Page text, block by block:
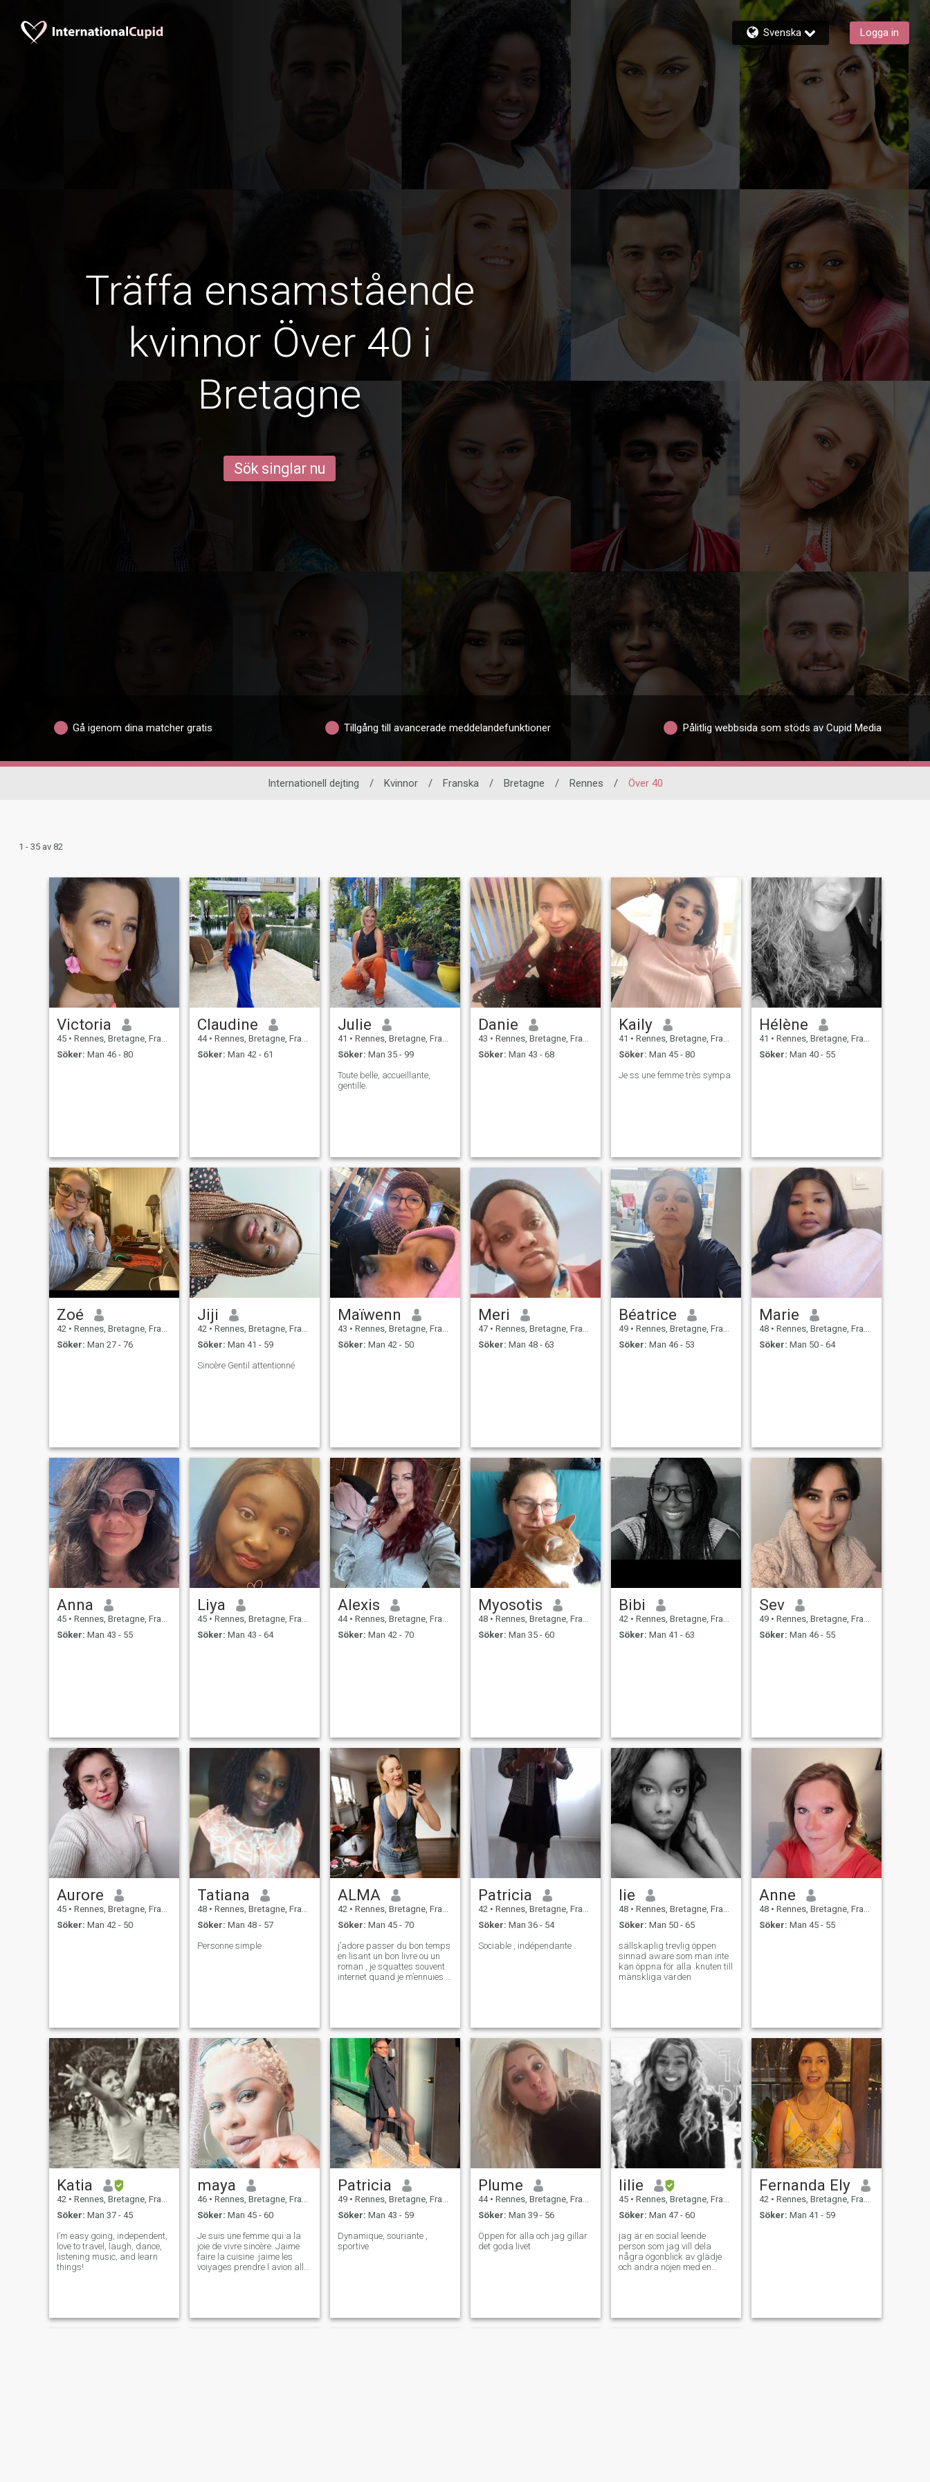
Svenska Logga in
Träffa ensamstående
kvinnor Över 40 i
Bretagne
Sök singlar nu
Gå igenom dina matcher gratis Tillgång till avancerade meddelandefunktioner Pålitlig webbsida som stöds av Cupid Media
Internationell dejting / Kvinnor / Franska / Bretagne / Rennes / Över 40
1 - 35 av 82
Victoria
45 • Rennes, Bretagne, Frankrike
Söker: Man 46 - 80
Claudine
44 • Rennes, Bretagne, Frankrike
Söker: Man 42 - 61
Julie
41 • Rennes, Bretagne, Frankrike
Söker: Man 35 - 99
Toute belle, accueillante,
gentille.
Danie
43 • Rennes, Bretagne, Frankrike
Söker: Man 43 - 68
Kaily
41 • Rennes, Bretagne, Frankrike
Söker: Man 45 - 80
Je ss une femme très sympa
Hélène
41 • Rennes, Bretagne, Frankrike
Söker: Man 40 - 55
Zoé
42 • Rennes, Bretagne, Frankrike
Söker: Man 27 - 76
Jiji
42 • Rennes, Bretagne, Frankrike
Söker: Man 41 - 59
Sincère Gentil attentionné
Maïwenn
43 • Rennes, Bretagne, Frankrike
Söker: Man 42 - 50
Meri
47 • Rennes, Bretagne, Frankrike
Söker: Man 48 - 63
Béatrice
49 • Rennes, Bretagne, Frankrike
Söker: Man 46 - 53
Marie
48 • Rennes, Bretagne, Frankrike
Söker: Man 50 - 64
Anna
45 • Rennes, Bretagne, Frankrike
Söker: Man 43 - 55
Liya
45 • Rennes, Bretagne, Frankrike
Söker: Man 43 - 64
Alexis
44 • Rennes, Bretagne, Frankrike
Söker: Man 42 - 70
Myosotis
48 • Rennes, Bretagne, Frankrike
Söker: Man 35 - 60
Bibi
42 • Rennes, Bretagne, Frankrike
Söker: Man 41 - 63
Sev
49 • Rennes, Bretagne, Frankrike
Söker: Man 46 - 55
Aurore
45 • Rennes, Bretagne, Frankrike
Söker: Man 42 - 50
Tatiana
48 • Rennes, Bretagne, Frankrike
Söker: Man 48 - 57
Personne simple
ALMA
42 • Rennes, Bretagne, Frankrike
Söker: Man 45 - 70
j’adore passer du bon temps
en lisant un bon livre ou un
roman , je squattes souvent
internet quand je m’ennuies ,
Patricia
42 • Rennes, Bretagne, Frankrike
Söker: Man 36 - 54
Sociable , indépendante .
lie
48 • Rennes, Bretagne, Frankrike
Söker: Man 50 - 65
sällskaplig trevlig öppen
sinnad aware som man inte
kan öppna för alla .knuten till
mänskliga värden
Anne
48 • Rennes, Bretagne, Frankrike
Söker: Man 45 - 55
Katia
42 • Rennes, Bretagne, Frankrike
Söker: Man 37 - 45
I’m easy going, independent,
love to travel, laugh, dance,
listening music, and learn
things!
maya
46 • Rennes, Bretagne, Frankrike
Söker: Man 45 - 60
Je suis une femme qui a la
joie de vivre sincère. Jaime
faire la cuisine .jaime les
voiyages prendre l avion aller
Patricia
49 • Rennes, Bretagne, Frankrike
Söker: Man 43 - 59
Dynamique, souriante ,
sportive
Plume
44 • Rennes, Bretagne, Frankrike
Söker: Man 39 - 56
Öppen för alla och jag gillar
det goda livet
lilie
45 • Rennes, Bretagne, Frankrike
Söker: Man 47 - 60
jag är en social leende
person som jag vill dela
några ögonblick av glädje
och andra nöjen med en
Fernanda Ely
42 • Rennes, Bretagne, Frankrike
Söker: Man 41 - 59